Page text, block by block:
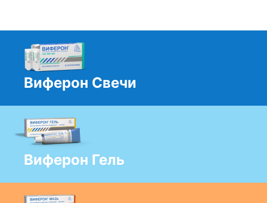
Виферон Свечи
Виферон Гель